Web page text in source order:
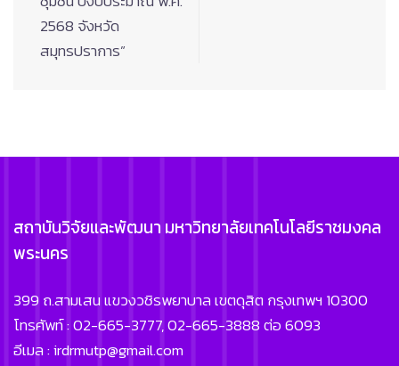
2568 จังหวัด
สมุทรปราการ”
สถาบันวิจัยและพัฒนา มหาวิทยาลัยเทคโนโลยีราชมงคล
พระนคร
399 ถ.สามเสน แขวงวชิรพยาบาล เขตดุสิต กรุงเทพฯ 10300
โทรศัพท์ : 02-665-3777, 02-665-3888 ต่อ 6093
อีเมล : irdrmutp@gmail.com